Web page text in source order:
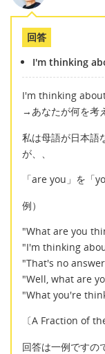
回答
I'm thinking
I'm thinking
→あなたが何を考
私は母語が日本語
が、、
「are you」を「
例）
"What are you
"I'm thinking
"That's no
"Well, what are
"What you're
〔A Fraction of
回答は一例ですの